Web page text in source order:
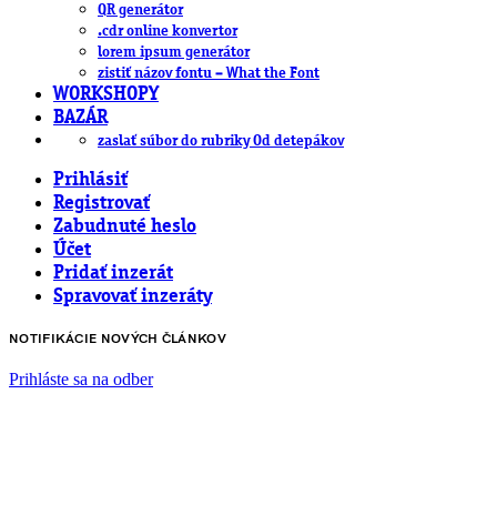
QR generátor
.cdr online konvertor
lorem ipsum generátor
zistiť názov fontu – What the Font
WORKSHOPY
BAZÁR
zaslať súbor do rubriky Od detepákov
Prihlásiť
Registrovať
Zabudnuté heslo
Účet
Pridať inzerát
Spravovať inzeráty
NOTIFIKÁCIE NOVÝCH ČLÁNKOV
Prihláste sa na odber